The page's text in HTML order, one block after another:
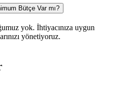
Bütçe Var mı?
yok. İhtiyacınıza uygun
yönetiyoruz.